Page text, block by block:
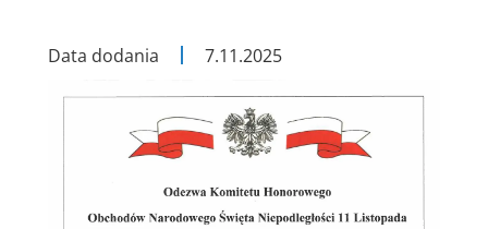
Data dodania 7.11.2025